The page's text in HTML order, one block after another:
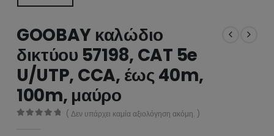
GOOBAY καλώδιο
δικτύου 57198, CAT 5e
U/UTP, CCA, έως 40m,
100m, μαύρο
( Δεν υπάρχει καμία αξιολόγηση ακόμη. )